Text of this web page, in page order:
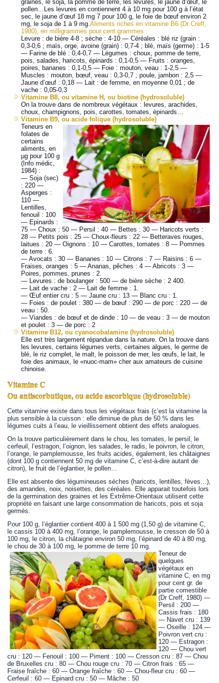
graines, le soja, la pomme de terre, les levures, le jaune d’œuf, le
pollen…Les levures en contiennent 4 à 10 mg pour 100 g à l’état
sec, le jaune d’œuf 18 mg 7 pour 100 g, le foie de bœuf environ 2
mg, le soja de 1 à 9 mg.Aliments riches en vitamine B6 (Dr Creff,
1980), en milligrammes pour cent grammes :
Levure : de bière 4-8 ; sèche : 4-10 — Céréales : blé riz (grain :
0,3-0,6 ; maïs, orge, avoine (grain) : 0,7-4 ; blé, maïs (germe) : 1-5
— Farine de blé : 0,4-0,7 — Légumes : choux, pomme de terre,
pois, salades, haricots, épinards : 0,1-0,5 — Fruits : oranges,
poires, bananes : 0,1-0,5 — Foie : mouton, veau : 1-2,5 —
Muscles : mouton, bœuf, veau : 0,3-0,7 ; poule, jambon : 2,5 —
Jaune d’œuf : 0,18 — Lait : de femme, en moyenne 0,01 ; de
vache : 0,05-0,3
Vitamine B8, ou vitamine H, ou biotine (hydrosoluble)
On la trouve dans de nombreux végétaux : levures, arachides,
choux, champignons, pois, carottes, tomates, épinards…
Vitamine B9, ou acide folique (hydrosoluble)
Teneurs en
folates de
certains
aliments, en
µg pour 100 g
(Info médic,
1984) :
— Soja (sec)
: 220 —
Asperges :
110 —
Lentilles,
fenouil : 100
— Epinards :
75 — Choux : 50 — Persil : 40 — Bettes : 30 — Haricots verts :
28 — Petits pois : 25 — Choux-fleurs : 22 — Betteraves rouges,
laitues : 20 — Oignons : 10 — Carottes, tomates : 8 — Pommes
de terre : 6.
— Avocats : 30 — Bananes : 10 — Citrons : 7 — Raisins : 6 —
Fraises, oranges : 5 — Ananas, pêches : 4 — Abricots : 3 —
Poires, pommes, prunes : 2.
— Levures : de boulanger : 500 — de bière sèche : 2 400.
— Lait de vache : 2 — Lait de femme : 1.
— Œuf entier cru : 5 — Jaune cru : 13 — Blanc cru : 1.
— Foies : de poulet : 380 — de bœuf : 290 — de porc : 220 — de
veau : 50.
— Viandes : de bœuf et de dinde : 10 — de veau : 3 — de mouton
et poulet : 3 — de porc : 2
Vitamine B12, ou cyanocobalamine (hydrosoluble)
Elle est très largement répandue dans la nature. On la trouve dans
les levures, certains légumes verts, certaines algues, le germe de
blé, le riz complet, le malt, le poisson de mer, les œufs, le lait, le
foie des animaux, le «nuoc-mam» cher aux amateurs de cuisine
chinoise.
Vitamine C
Ou antiscorbutique, ou acide ascorbique (hydrosoluble)
Cette vitamine existe dans tous les végétaux frais (c’est la vitamine la
plus sensible à la cuisson : elle diminue de plus de 50 % dans les
légumes cuits à l’eau, le vieillissement obtient des effets analogues.
On la trouve particulièrement dans le chou, les tomates, le persil, le
cerfeuil, l’estragon, l’oignon, les salades, le radis, le poivron, le citron,
l’orange, le pamplemousse, les fruits acides, également, les châtaignes
(dont 100 g contiennent 50 mg de vitamine C, c’est-à-dire autant de
citron), le fruit de l’églantier, le pollen…
Elle est absente des légumineuses sèches (haricots, lentilles, fèves…),
des amandes, noix, noisettes, des céréales. Elle apparait toutefois lors
de la germination des graines et les Extrême-Orientaux utilisent cette
propriété en faisant une large consommation de haricots, pois et soja
germés.
Pour 100 g, l’églantier contient 400 à 1 500 mg (1,50 g) de vitamine C,
le cassis 100 à 400 mg, l’orange, le pamplemousse, le cresson de 50 à
100 mg, le citron, la châtaigne environ 50 mg, l’épinard de 40 à 80 mg,
le chou de 30 à 100 mg, le pomme de terre 10 mg.
Teneur de
quelques
végétaux en
vitamine C, en mg
pour cent gr. de
partie comestible
(Dr Creff, 1980) —
Persil : 200 —
Cassis frais : 180
— Navet cru : 139
— Oseille : 124 —
Poivron vert cru :
120 — Estragon :
120 — Chou vert
cru : 120 — Fenouil : 100 — Piment : 100 — Cresson cru : 87 — Chou
de Bruxelles cru : 80 — Chou rouge cru : 70 — Citron frais : 65 —
Fraise fraîche : 60 — Orange fraîche : 60 — Chou-fleur cru : 60 —
Cerfeuil : 60 — Epinard cru : 50 — Mâche : 50